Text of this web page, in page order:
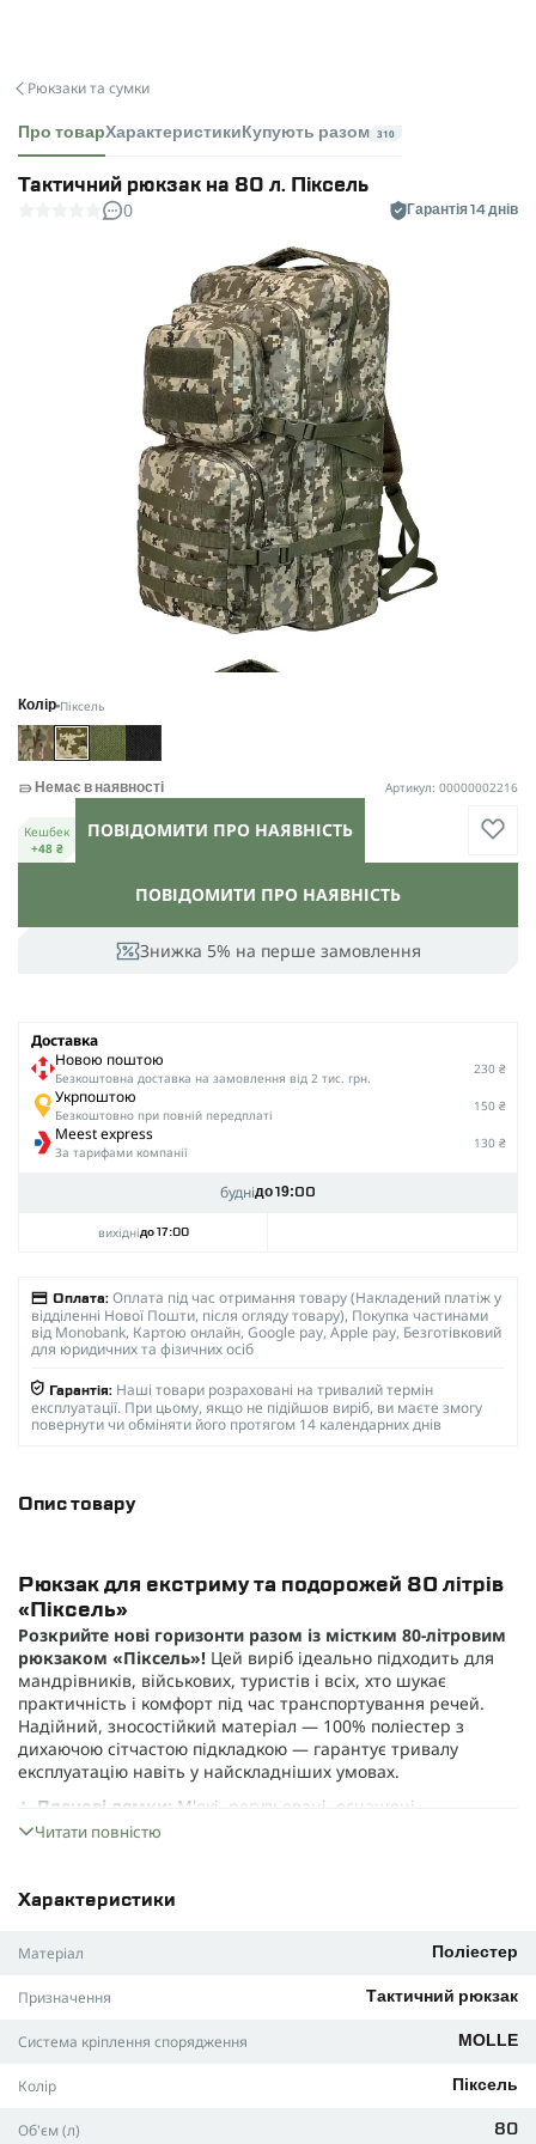
Рюкзаки та сумки
Про товарХарактеристики Купують разом 310
Тактичний рюкзак на 80 л. Піксель
0 Гарантія 14 днів
Колір Піксель
Знижка 5% на перше замовлення
ПОВІДОМИТИ ПРО НАЯВНІСТЬ
Немає в наявності Артикул: 00000002216
Кешбек
+48 ₴
ПОВІДОМИТИ ПРО НАЯВНІСТЬ
Доставка
Новою поштою
Безкоштовна доставка на замовлення від 2 тис. грн.
230 ₴
Укрпоштою
Безкоштовно при повній передплаті
150 ₴
Meest express
За тарифами компанії
130 ₴
буднідо 19:00
вихіднідо 17:00
Оплата: Оплата під час отримання товару (Накладений платіж у
відділенні Нової Пошти, після огляду товару), Покупка частинами
від Monobank, Картою онлайн, Google pay, Apple pay, Безготівковий
для юридичних та фізичних осіб
Гарантія: Наші товари розраховані на тривалий термін
експлуатації. При цьому, якщо не підійшов виріб, ви маєте змогу
повернути чи обміняти його протягом 14 календарних днів
Опис товару
Рюкзак для екстриму та подорожей 80 літрів
«Піксель»
Розкрийте нові горизонти разом із містким 80-літровим
рюкзаком «Піксель»! Цей виріб ідеально підходить для
мандрівників, військових, туристів і всіх, хто шукає
практичність і комфорт під час транспортування речей.
Надійний, зносостійкий матеріал — 100% поліестер з
дихаючою сітчастою підкладкою — гарантує тривалу
експлуатацію навіть у найскладніших умовах.
Плечові лямки: М'які, регульовані, оснащені
металевими D-подібними кільцями — усе для вашої
забезпечуючи додаткову підтримку під час
Спинка:
великим відділенням з липучкою для гідросистеми —
Відділення:Простора основна секція з двосторонньою
додатковий сітчастий відсік і висувні кишені для
Читати повністю
Характеристики
Матеріал Поліестер
Призначення Тактичний рюкзак
Система кріплення спорядження MOLLE
Колір Піксель
Об'єм (л) 80